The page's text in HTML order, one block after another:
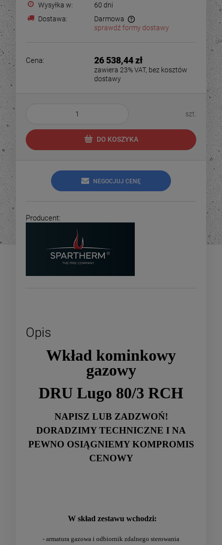
Wysyłka w:
60 dni
Dostawa:
Darmowa
sprawdź formy dostawy
Cena: 26 538,44 zł
zawiera 23% VAT, bez kosztów
dostawy
szt.
DO KOSZYKA
NEGOCJUJ CENĘ
Producent:
Opis
Wkład kominkowy
gazowy
DRU Lugo 80/3 RCH
NAPISZ LUB ZADZWOŃ!
DORADZIMY TECHNICZNE I NA
PEWNO OSIĄGNIEMY KOMPROMIS
CENOWY
W skład zestawu wchodzi:
- armatura gazowa i odbiornik zdalnego sterowania